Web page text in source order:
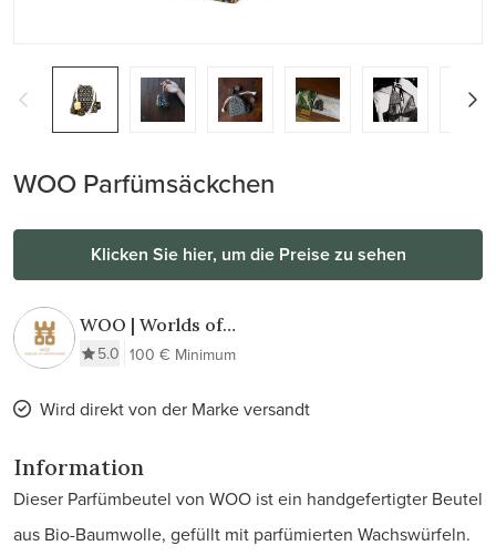
WOO Parfümsäckchen
Klicken Sie hier, um die Preise zu sehen
WOO | Worlds of
Opportunities
5.0 100 € Minimum
Wird direkt von der Marke versandt
Information
Dieser Parfümbeutel von WOO ist ein handgefertigter Beutel
aus Bio-Baumwolle, gefüllt mit parfümierten Wachswürfeln.